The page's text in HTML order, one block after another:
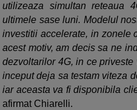
utilizeaza simultan reteaua
ultimele sase luni. Modelul
investitii accelerate, in zonele
acest motiv, am decis sa ne
dezvoltarilor 4G, in ce
inceput deja sa testam viteza
iar aceasta va fi disponibila
afirmat Chiarelli.